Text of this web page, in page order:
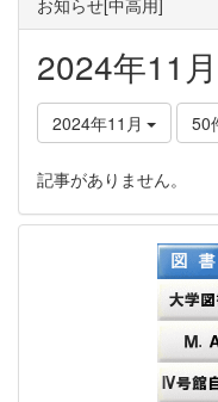
2024年11
2024年11月 50
記事がありません。